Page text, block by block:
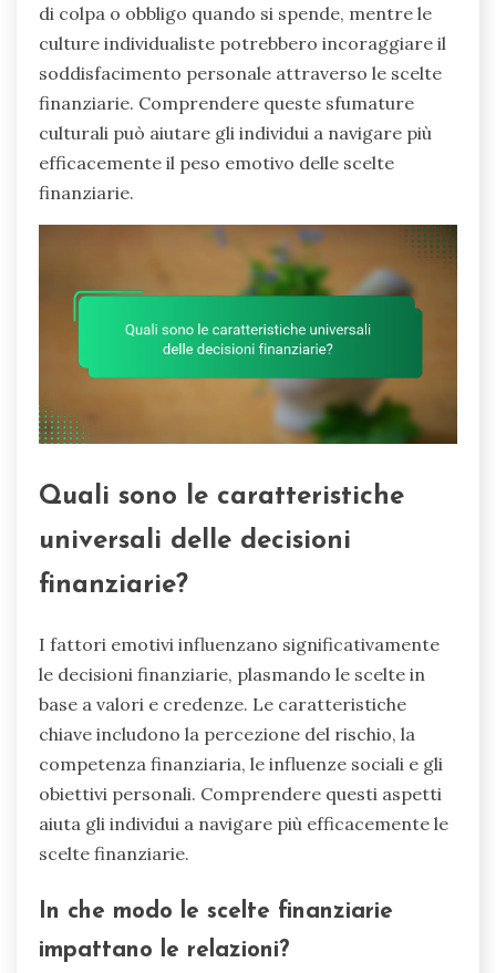
di colpa o obbligo quando si spende, mentre le
culture individualiste potrebbero incoraggiare il
soddisfacimento personale attraverso le scelte
finanziarie. Comprendere queste sfumature
culturali può aiutare gli individui a navigare più
efficacemente il peso emotivo delle scelte
finanziarie.
Quali sono le caratteristiche
universali delle decisioni
finanziarie?
I fattori emotivi influenzano significativamente
le decisioni finanziarie, plasmando le scelte in
base a valori e credenze. Le caratteristiche
chiave includono la percezione del rischio, la
competenza finanziaria, le influenze sociali e gli
obiettivi personali. Comprendere questi aspetti
aiuta gli individui a navigare più efficacemente le
scelte finanziarie.
In che modo le scelte finanziarie
impattano le relazioni?